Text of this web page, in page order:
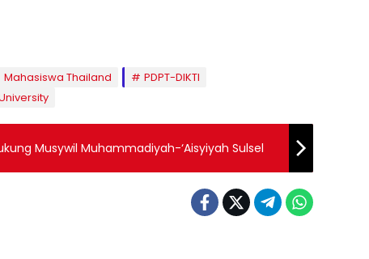
Mahasiswa Thailand
PDPT-DIKTI
Musywil Muhammadiyah-‘Aisyiyah Sulsel